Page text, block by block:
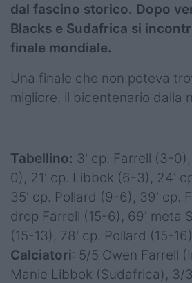
dal fascino storico. Dopo
Blacks e Sudafrica si
finale mondiale.
Una finale che non poteva
migliore, il bicentenario dalla
Tabellino: 3' cp. Farrell (3-
0), 21' cp. Libbok (6-3), 24'
35' cp. Pollard (9-6), 39' cp.
drop Farrell (15-6), 69' meta
(15-13), 78' cp. Pollard (15-16)
Calciatori: 5/5 Owen Farrell
Manie Libbok (Sudafrica), 3/